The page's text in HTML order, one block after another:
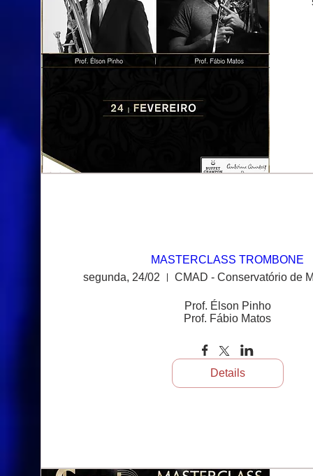
MASTERCLASS TROMBONE
segunda, 24/02
Prof. Élson Pinho
Prof. Fábio Matos
Details